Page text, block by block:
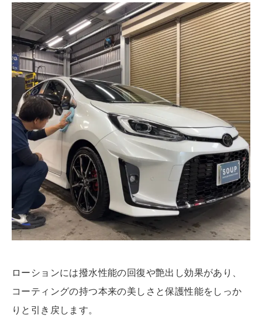
ローションには撥水性能の回復や艶出し効果があり、
コーティングの持つ本来の美しさと保護性能をしっか
りと引き戻します。